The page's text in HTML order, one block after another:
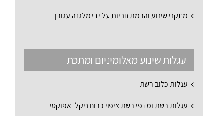
מתקני שינוע והרמת חביות על ידי מלגזה עגורן
עגלות שינוע מאלומיניום ומתכת
עגלות כלוב רשת
עגלות רשת ומדפי רשת ציפוי כרום ניקל -אפוקסי